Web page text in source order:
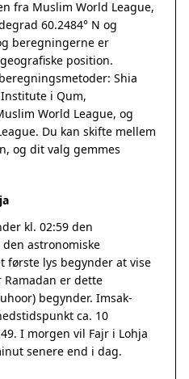
fra Muslim World League,
60.2484° N og
beregningerne er
position.
Shia
Institute i Qum,
World League, og
Du kan skifte mellem
og dit valg gemmes
kl. 02:59 den
astronomiske
lys begynder at vise
er dette
begynder. Imsak-
ca. 10
I morgen vil Fajr i Lohja
senere end i dag.